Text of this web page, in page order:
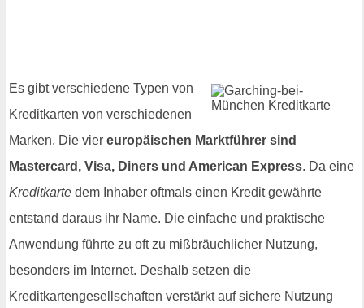
Es gibt verschiedene Typen von
Kreditkarten von verschiedenen
Marken. Die vier europäischen Marktführer sind
Mastercard, Visa, Diners und American Express. Da eine
Kreditkarte dem Inhaber oftmals einen Kredit gewährte
entstand daraus ihr Name. Die einfache und praktische
Anwendung führte zu oft zu mißbräuchlicher Nutzung,
besonders im Internet. Deshalb setzen die
Kreditkartengesellschaften verstärkt auf sichere Nutzung